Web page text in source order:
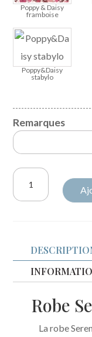
Poppy & Daisy
framboise
Poppy&Daisy
stabylo
Remarques
quantité
Liberty
Classique
Robe
La robe